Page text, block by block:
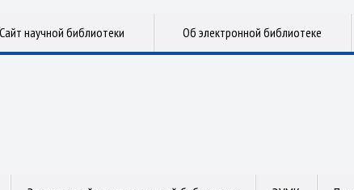
Сайт научной библиотеки Об электронной библиотеке